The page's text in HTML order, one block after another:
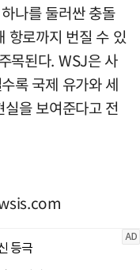
나를 둘러싼 충돌
항로까지 번질 수 있
목된다. WSJ은 사
록 국제 유가와 세
을 보여준다고 전